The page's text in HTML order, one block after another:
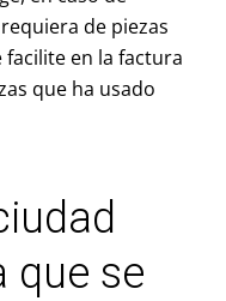
de piezas
en la factura
que ha usado
que se